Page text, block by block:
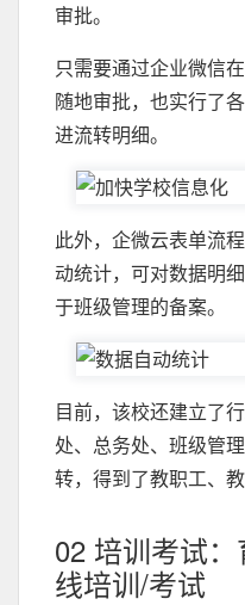
审批。
只需要通过企业微信
随地审批，也实行了
进流转明细。
此外，企微云表单流
动统计，可对数据明
于班级管理的备案。
目前，该校还建立了
处、总务处、班级管
转，得到了教职工、
02 培训考试
线培训/考试